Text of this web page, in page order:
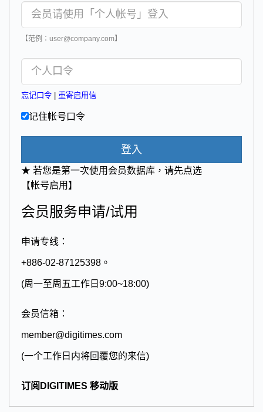
【范例：user@company.com】
忘记口令 重寄启用信
记住帐号口令
登入
★ 若您是第一次使用会员数据库，请先点选
【帐号启用】
会员服务申请/试用
申请专线：
+886-02-87125398。
(周一至周五工作日9:00~18:00)
会员信箱：
member@digitimes.com
(一个工作日内将回覆您的来信)
订阅DIGITIMES 移动版